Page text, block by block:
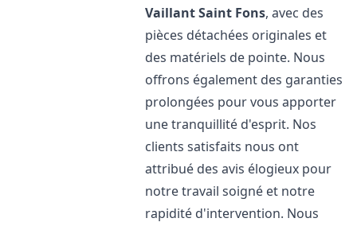
VaillantSaint Fons, avec des
pièces détachées originales et
des matériels de pointe. Nous
offrons également des garanties
prolongées pour vous apporter
une tranquillité d'esprit. Nos
clients satisfaits nous ont
attribué des avis élogieux pour
notre travail soigné et notre
rapidité d'intervention. Nous